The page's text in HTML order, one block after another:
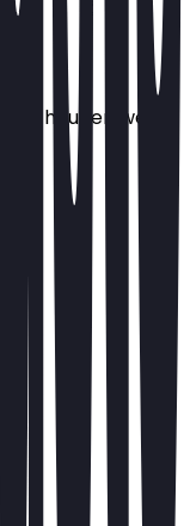
houden we